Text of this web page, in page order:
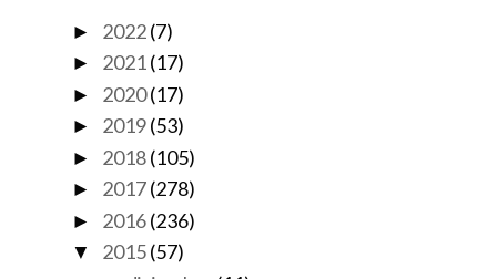
► 2022(7)
► 2021(17)
► 2020(17)
► 2019(53)
► 2018(105)
► 2017(278)
► 2016(236)
▼ 2015(57)